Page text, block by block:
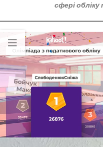
сфері